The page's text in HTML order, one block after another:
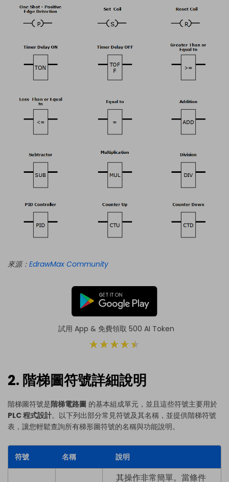
來源： EdrawMax Community
試用 App & 免費領取 500 AI Token
2. 階梯圖符號詳細說明
階梯圖符號是階梯電路圖 的基本組成單元，並且這些符號主要用於
PLC 程式設計。以下列出部分常見符號及其名稱，並提供階梯符號
表，讓您輕鬆查詢所有梯形圖符號的名稱與功能說明。
符號 名稱 說明
其操作非常簡單。當條件